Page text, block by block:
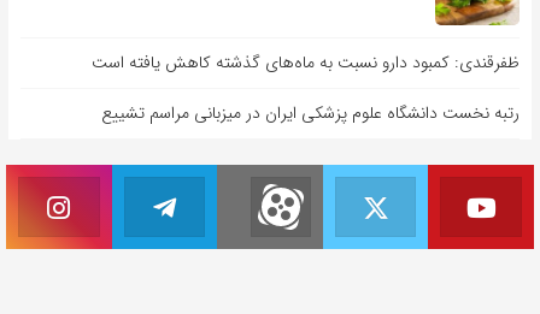
ظفرقندی: کمبود دارو نسبت به ماه‌های گذشته کاهش یافته است
رتبه نخست دانشگاه علوم پزشکی ایران در میزبانی مراسم تشییع